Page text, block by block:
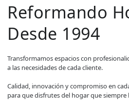
Reformando
Desde 1994
Transformamos espacios con
a las necesidades de cada cliente.
Calidad, innovación y compromiso en
para que disfrutes del hogar que siempre